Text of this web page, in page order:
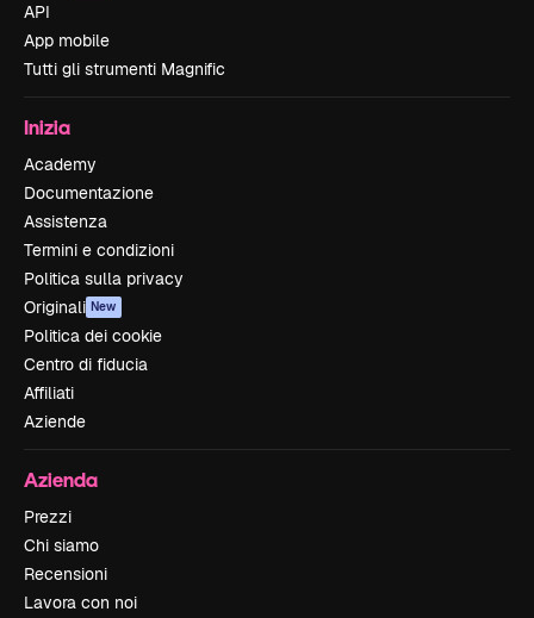
API
App mobile
Tutti gli strumenti Magnific
Inizia
Academy
Documentazione
Assistenza
Termini e condizioni
Politica sulla privacy
Originali New
Politica dei cookie
Centro di fiducia
Affiliati
Aziende
Azienda
Prezzi
Chi siamo
Recensioni
Lavora con noi